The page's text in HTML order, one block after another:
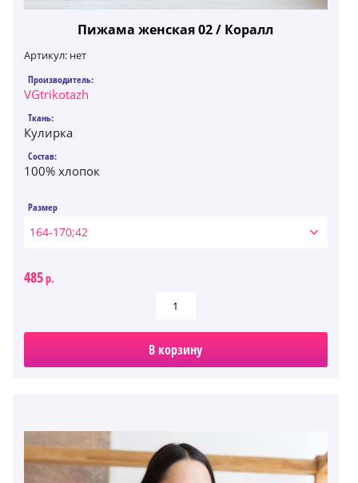
Пижама женская 02 / Коралл
Артикул: нет
Производитель:
VGtrikotazh
Ткань:
Кулирка
Состав:
100% хлопок
Размер
164-170;42
485р.
В корзину